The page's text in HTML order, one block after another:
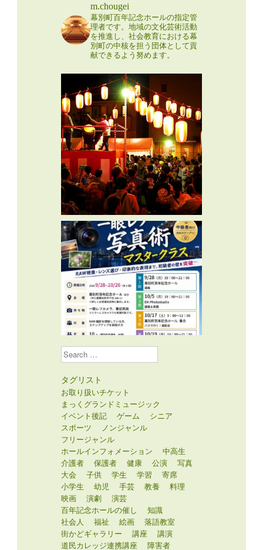
m.chougei
幕別町百年記念ホールの指定管
理者です。地域の文化芸術活動
を推進し、社会教育における幕
別町の中核を担う団体として貢
献できるよう努めます。
Search
タグリスト
お取り扱いチケット
まっくグランドミュージック
イベント後記
ゲーム
シニア
スポーツ
ノンジャンル
フリージャンル
ホールインフォメーション
中高生
介護者
保護者 健康 公演
写真
大会
子供 学生 学習
寄席
小学生
幼児 手芸 教養
料理
映画
演劇
演芸
百年記念ホールの催し
知識
社会人
福祉 絵画
落語教室
街かどギャラリー
講座
講演
道民カレッジ連携講座
障害者